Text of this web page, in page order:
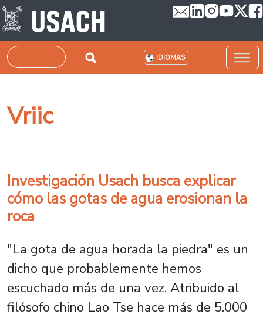
Pasar al contenido principal
Buscar IDIOMAS
Vriic
Investigación Usach busca explicar
cómo las gotas de agua erosionan la
roca
"La gota de agua horada la piedra" es un
dicho que probablemente hemos
escuchado más de una vez. Atribuido al
filósofo chino Lao Tse hace más de 5.000